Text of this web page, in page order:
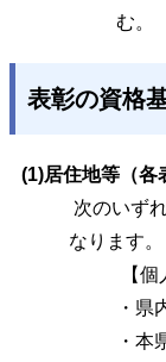
む。
表彰の資格
(1)居住地等（各
次のいず
なります。
【個
・県
・本